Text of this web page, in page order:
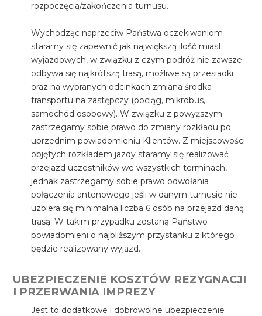
rozpoczęcia/zakończenia turnusu.
Wychodząc naprzeciw Państwa oczekiwaniom
staramy się zapewnić jak największą ilość miast
wyjazdowych, w związku z czym podróż nie zawsze
odbywa się najkrótszą trasą, możliwe są przesiadki
oraz na wybranych odcinkach zmiana środka
transportu na zastępczy (pociąg, mikrobus,
samochód osobowy). W związku z powyższym
zastrzegamy sobie prawo do zmiany rozkładu po
uprzednim powiadomieniu Klientów. Z miejscowości
objętych rozkładem jazdy staramy się realizować
przejazd uczestników we wszystkich terminach,
jednak zastrzegamy sobie prawo odwołania
połączenia antenowego jeśli w danym turnusie nie
uzbiera się minimalna liczba 6 osób na przejazd daną
trasą. W takim przypadku zostaną Państwo
powiadomieni o najbliższym przystanku z którego
będzie realizowany wyjazd.
UBEZPIECZENIE KOSZTÓW REZYGNACJI
I PRZERWANIA IMPREZY
Jest to dodatkowe i dobrowolne ubezpieczenie